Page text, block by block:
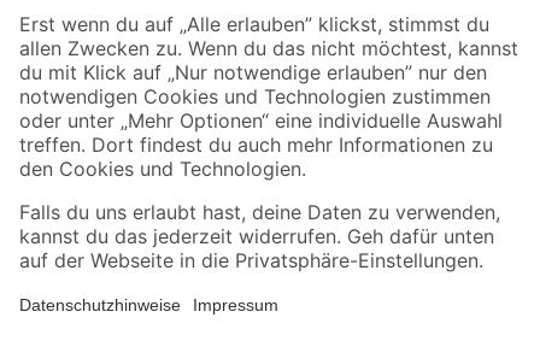
Sicher einkaufen
Jetzt die toom-App herunterladen
Alle Preisangaben in EUR inkl. gesetzl. MwSt.. Die dargestellten Angebote sind unter
Umständen nicht in allen Märkten verfügbar. Die angegebenen Verfügbarkeiten beziehen
Produkte nur solange der Vorrat reicht.
*Paketversand ab 59 € versandkostenfrei, gilt nicht für Artikel mit Speditionsversand, hier